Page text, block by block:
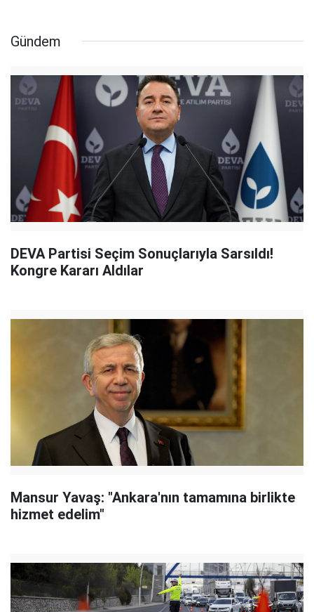
Gündem
DEVA Partisi Seçim Sonuçlarıyla Sarsıldı!
Kongre Kararı Aldılar
Mansur Yavaş: "Ankara'nın tamamına birlikte
hizmet edelim"